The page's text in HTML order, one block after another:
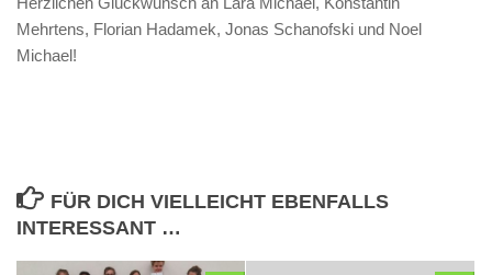
Mehrtens, Florian Hadamek, Jonas Schanofski und Noel
Michael!
FÜR DICH VIELLEICHT EBENFALLS
INTERESSANT …